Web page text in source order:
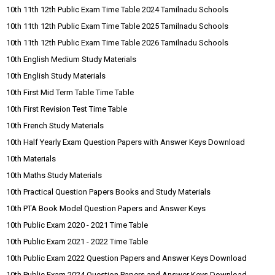
10th 11th 12th Public Exam Time Table 2024 Tamilnadu Schools
10th 11th 12th Public Exam Time Table 2025 Tamilnadu Schools
10th 11th 12th Public Exam Time Table 2026 Tamilnadu Schools
10th English Medium Study Materials
10th English Study Materials
10th First Mid Term Table Time Table
10th First Revision Test Time Table
10th French Study Materials
10th Half Yearly Exam Question Papers with Answer Keys Download
10th Materials
10th Maths Study Materials
10th Practical Question Papers Books and Study Materials
10th PTA Book Model Question Papers and Answer Keys
10th Public Exam 2020 - 2021 Time Table
10th Public Exam 2021 - 2022 Time Table
10th Public Exam 2022 Question Papers and Answer Keys Download